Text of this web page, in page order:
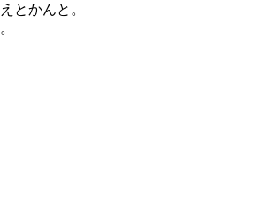
とかんと。